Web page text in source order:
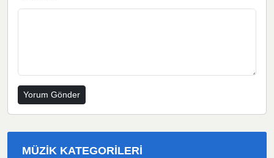
MÜZIK KATEGORILERI